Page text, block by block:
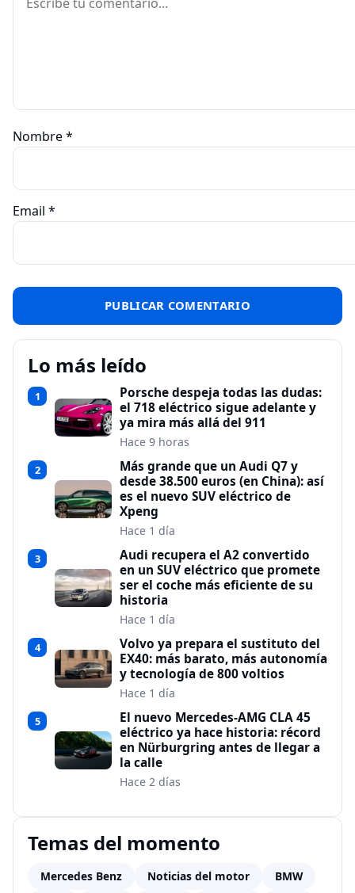
Nombre*
Email *
Lo más leído
1
Porsche despeja todas las dudas:
el 718 eléctrico sigue adelante y
ya mira más allá del 911
Hace 9 horas
2
Más grande que un Audi Q7 y
desde 38.500 euros (en China): así
es el nuevo SUV eléctrico de
Xpeng
Hace 1 día
3
Audi recupera el A2 convertido
en un SUV eléctrico que promete
ser el coche más eficiente de su
historia
Hace 1 día
4
Volvo ya prepara el sustituto del
EX40: más barato, más autonomía
y tecnología de 800 voltios
Hace 1 día
5
El nuevo Mercedes-AMG CLA 45
eléctrico ya hace historia: récord
en Nürburgring antes de llegar a
la calle
Hace 2 días
Temas del momento
Mercedes Benz Noticias del motor BMW